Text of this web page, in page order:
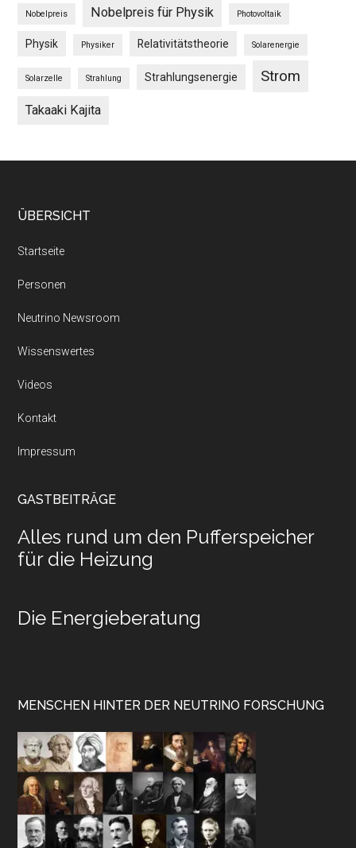
Nobelpreis Nobelpreis für Physik Photovoltaik
Physik Physiker Relativitätstheorie Solarenergie
Solarzelle Strahlung Strahlungsenergie Strom
Takaaki Kajita
Footer
ÜBERSICHT
Startseite
Personen
Neutrino Newsroom
Wissenswertes
Videos
Kontakt
Impressum
GASTBEITRÄGE
Alles rund um den Pufferspeicher
für die Heizung
Die Energieberatung
MENSCHEN HINTER DER NEUTRINO FORSCHUNG